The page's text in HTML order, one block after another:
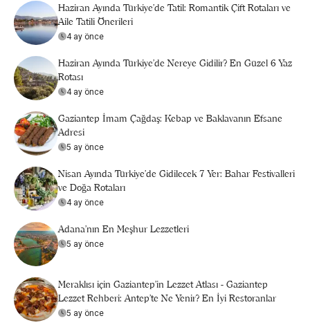
Haziran Ayında Türkiye’de Tatil: Romantik Çift Rotaları ve
Aile Tatili Önerileri
4 ay önce
Haziran Ayında Türkiye’de Nereye Gidilir? En Güzel 6 Yaz
Rotası
4 ay önce
Gaziantep İmam Çağdaş: Kebap ve Baklavanın Efsane
Adresi
5 ay önce
Nisan Ayında Türkiye’de Gidilecek 7 Yer: Bahar Festivalleri
ve Doğa Rotaları
4 ay önce
Adana'nın En Meşhur Lezzetleri
5 ay önce
Meraklısı için Gaziantep'in Lezzet Atlası - Gaziantep
Lezzet Rehberi: Antep’te Ne Yenir? En İyi Restoranlar
5 ay önce